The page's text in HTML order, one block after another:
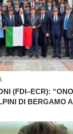
(FDI–ECR):
DI BERGAMO